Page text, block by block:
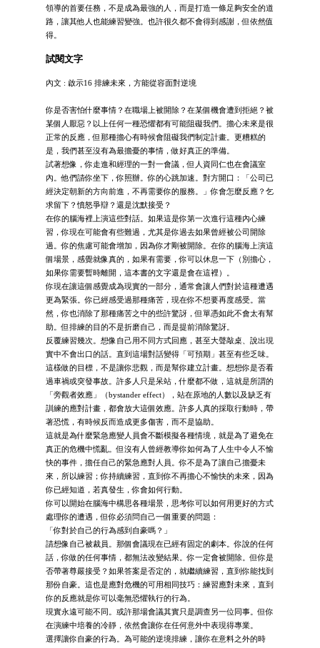
領導的首要任務，不是成為最強的人，而是打造一條足夠安全的道
路，讓其他人也能練習變強。也許很久都不會得到感謝，但依然值
得。
試閱文字
內文 : 啟示16 排練未來，方能從容面對逆境
你是否害怕什麼事情？在職場上被開除？在某個機會遭到拒絕？被
某個人厭惡？以上任何一種恐懼都有可能阻礙我們。擔心未來是很
正常的反應，但那種擔心有時候會阻礙我們制定計畫。更糟糕的
是，我們甚至沒有為最擔憂的事情，做好真正的準備。
試著想像，你走進和經理的一對一會議，但人資同仁也在會議室
內。他們請你坐下，你照辦。你的心跳加速。對方開口：「公司已
經決定朝新的方向前進，不再需要你的服務。」你會怎麼反應？乞
求留下？憤怒爭辯？還是沈默接受？
在你的腦海裡上演這些對話。如果這是你第一次進行這種內心練
習，你現在可能會有些難過，尤其是你過去如果曾經被公司開除
過。你的焦慮可能會增加，因為你才剛被開除。在你的腦海上演這
個場景，感覺就像真的，如果有需要，你可以休息一下（別擔心，
如果你需要暫時離開，這本書的文字還是會在這裡）。
你現在讓這個感覺成為現實的一部分，通常會讓人們對於這種遭遇
更為緊張。你已經感受過那種痛苦，現在你不想要再度感受。當
然，你也消除了那種痛苦之中的些許驚訝，但單憑如此不會太有幫
助。但排練的目的不是折磨自己，而是提前消除驚訝。
反覆練習幾次。想像自己用不同方式回應，甚至大聲敲桌、說出現
實中不會出口的話。直到這場對話變得「可預期」甚至有些乏味。
這樣做的目標，不是讓你悲觀，而是幫你建立計畫。想想你是否看
過車禍或突發事故。許多人只是呆站，什麼都不做，這就是所謂的
「旁觀者效應」（bystander effect），站在原地的人數以及缺乏有
訓練的應對計畫，都會放大這個效應。許多人真的採取行動時，帶
著恐慌，有時候反而造成更多傷害，而不是協助。
這就是為什麼緊急應變人員會不斷模擬各種情境，就是為了避免在
真正的危機中慌亂。但沒有人曾經教導你如何為了人生中令人不愉
快的事件，擔任自己的緊急應對人員。你不是為了讓自己擔憂未
來，所以練習；你持續練習，直到你不再擔心不愉快的未來，因為
你已經知道，若真發生，你會如何行動。
你可以開始在腦海中構思各種場景，思考你可以如何用更好的方式
處理你的遭遇，但你必須問自己一個重要的問題：
「你對於自己的行為感到自豪嗎？」
請想像自己被裁員。那個會議現在已經有固定的劇本。你說的任何
話，你做的任何事情，都無法改變結果。你一定會被開除。但你是
否帶著尊嚴接受？如果答案是否定的，就繼續練習，直到你能找到
那份自豪。這也是應對危機的可用相同技巧：練習應對未來，直到
你的反應就是你可以毫無恐懼執行的行為。
現實永遠可能不同。或許那場會議其實只是調查另一位同事。但你
在演練中培養的冷靜，依然會讓你在任何意外中表現得專業。
選擇讓你自豪的行為。為可能的逆境排練，讓你在意料之外的時